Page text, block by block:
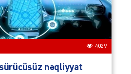
4029
nəqliyyat